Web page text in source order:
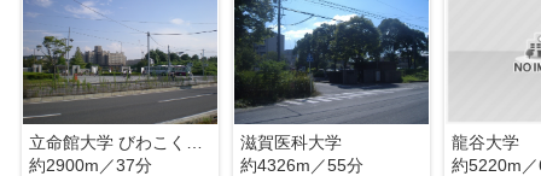
約2900m／37分
滋賀医科大学
約4326m／55分
龍谷大学
約5220m